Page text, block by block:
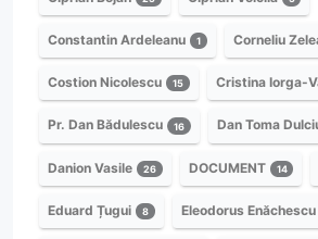
Constantin Ardeleanu 1 Corneliu
Costion Nicolescu 15 Cristina Iorga-
Pr. Dan Bădulescu 16 Dan Toma
Danion Vasile 26 DOCUMENT 14
Eduard Țugui 8 Eleodorus Enăchescu